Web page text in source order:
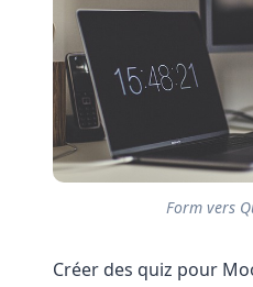
Form vers
Créer des quiz pour